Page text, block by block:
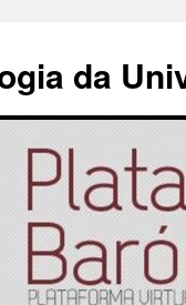
da